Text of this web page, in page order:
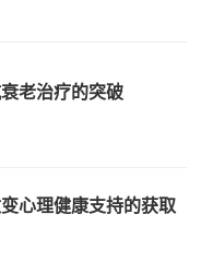
老治疗的突破
心理健康支持的获取